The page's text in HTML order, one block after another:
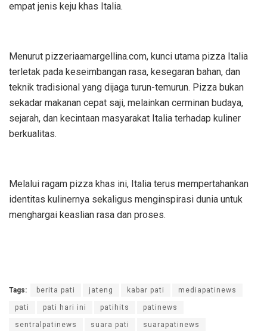
empat jenis keju khas Italia.
Menurut pizzeriaamargellina.com, kunci utama pizza Italia
terletak pada keseimbangan rasa, kesegaran bahan, dan
teknik tradisional yang dijaga turun-temurun. Pizza bukan
sekadar makanan cepat saji, melainkan cerminan budaya,
sejarah, dan kecintaan masyarakat Italia terhadap kuliner
berkualitas.
Melalui ragam pizza khas ini, Italia terus mempertahankan
identitas kulinernya sekaligus menginspirasi dunia untuk
menghargai keaslian rasa dan proses.
Tags: berita pati jateng kabar pati mediapatinews
pati pati hari ini patihits patinews
sentralpatinews suara pati suarapatinews